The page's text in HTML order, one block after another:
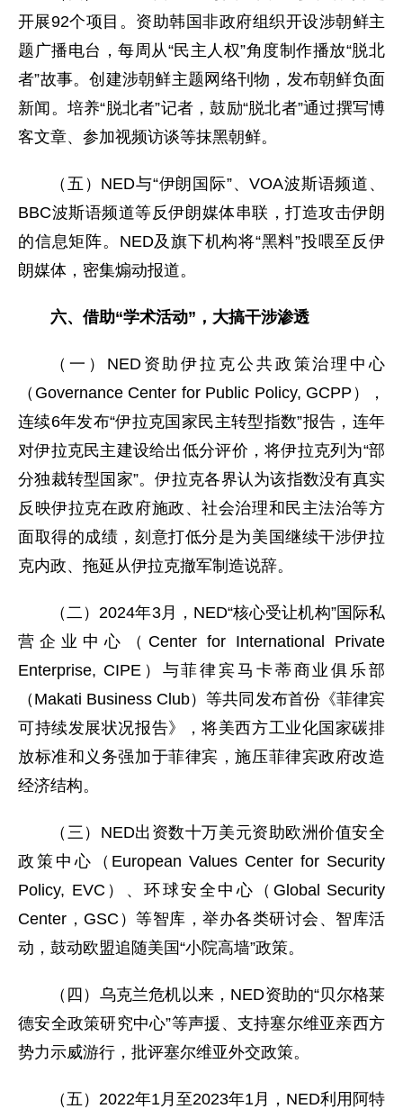
开展92个项目。资助韩国非政府组织开设涉朝鲜主
题广播电台，每周从“民主人权”角度制作播放“脱北
者”故事。创建涉朝鲜主题网络刊物，发布朝鲜负面
新闻。培养“脱北者”记者，鼓励“脱北者”通过撰写博
客文章、参加视频访谈等抹黑朝鲜。
（五）NED与“伊朗国际”、VOA波斯语频道、
BBC波斯语频道等反伊朗媒体串联，打造攻击伊朗
的信息矩阵。NED及旗下机构将“黑料”投喂至反伊
朗媒体，密集煽动报道。
六、借助“学术活动”，大搞干涉渗透
（一）NED资助伊拉克公共政策治理中心
（Governance Center for Public Policy, GCPP），
连续6年发布“伊拉克国家民主转型指数”报告，连年
对伊拉克民主建设给出低分评价，将伊拉克列为“部
分独裁转型国家”。伊拉克各界认为该指数没有真实
反映伊拉克在政府施政、社会治理和民主法治等方
面取得的成绩，刻意打低分是为美国继续干涉伊拉
克内政、拖延从伊拉克撤军制造说辞。
（二）2024年3月，NED“核心受让机构”国际私
营企业中心（Center for International Private
Enterprise, CIPE）与菲律宾马卡蒂商业俱乐部
（Makati Business Club）等共同发布首份《菲律宾
可持续发展状况报告》，将美西方工业化国家碳排
放标准和义务强加于菲律宾，施压菲律宾政府改造
经济结构。
（三）NED出资数十万美元资助欧洲价值安全
政策中心（European Values Center for Security
Policy, EVC）、环球安全中心（Global Security
Center，GSC）等智库，举办各类研讨会、智库活
动，鼓动欧盟追随美国“小院高墙”政策。
（四）乌克兰危机以来，NED资助的“贝尔格莱
德安全政策研究中心”等声援、支持塞尔维亚亲西方
势力示威游行，批评塞尔维亚外交政策。
（五）2022年1月至2023年1月，NED利用阿特